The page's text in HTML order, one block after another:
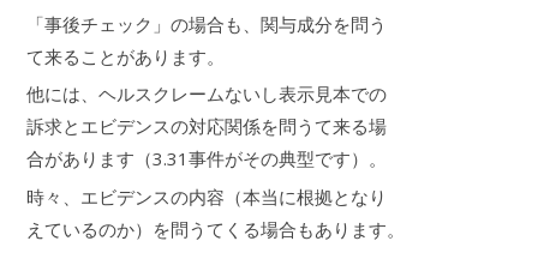
「事後チェック」の場合も、関与成分を問う
て来ることがあります。
他には、ヘルスクレームないし表示見本での
訴求とエビデンスの対応関係を問うて来る場
合があります（3.31事件がその典型です）。
時々、エビデンスの内容（本当に根拠となり
えているのか）を問うてくる場合もあります。